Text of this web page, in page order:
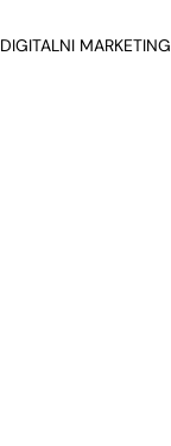
DIGITALNI MARKETING